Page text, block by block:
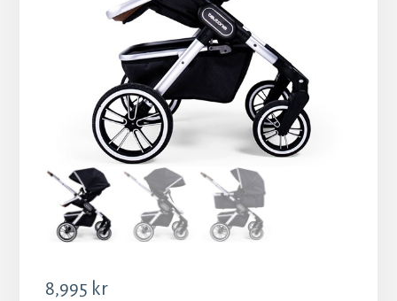
8,995 kr